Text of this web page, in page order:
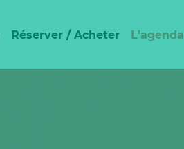
Réserver / Acheter L'agenda